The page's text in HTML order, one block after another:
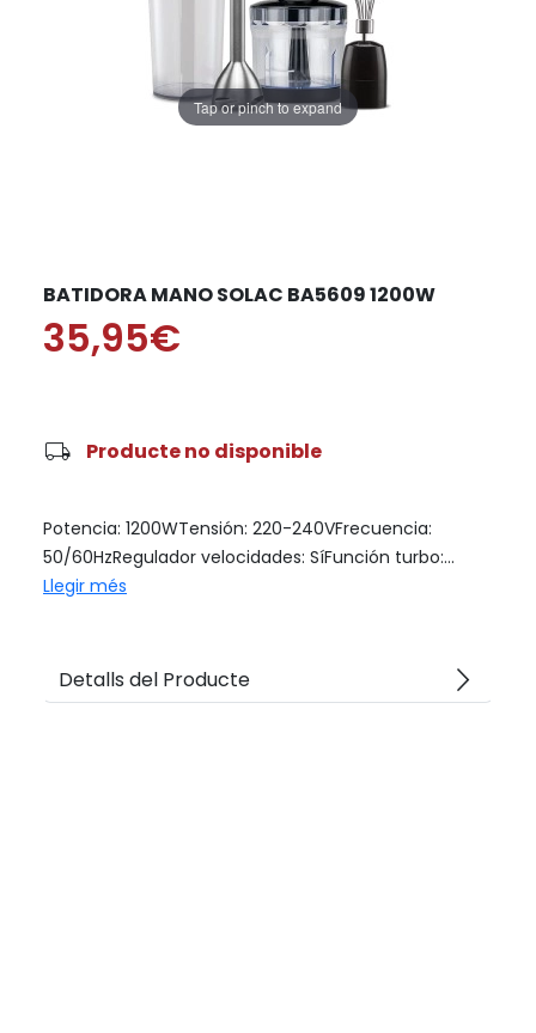
Tap or pinch to expand
BATIDORA MANO SOLAC BA5609 1200W
35,95€
local_shipping Producte no disponible
Potencia: 1200WTensión: 220-240VFrecuencia:
50/60HzRegulador velocidades: SíFunción turbo:...
Llegir més
Detalls del Producte arrow_forward_ios